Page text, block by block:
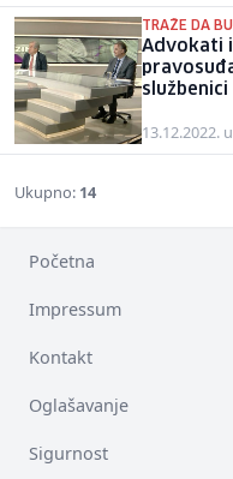
TRAŽE DA
Advokati
13.12.2022.
Ukupno: 14
Početna
Impressum
Kontakt
Oglašavanje
Sigurnost